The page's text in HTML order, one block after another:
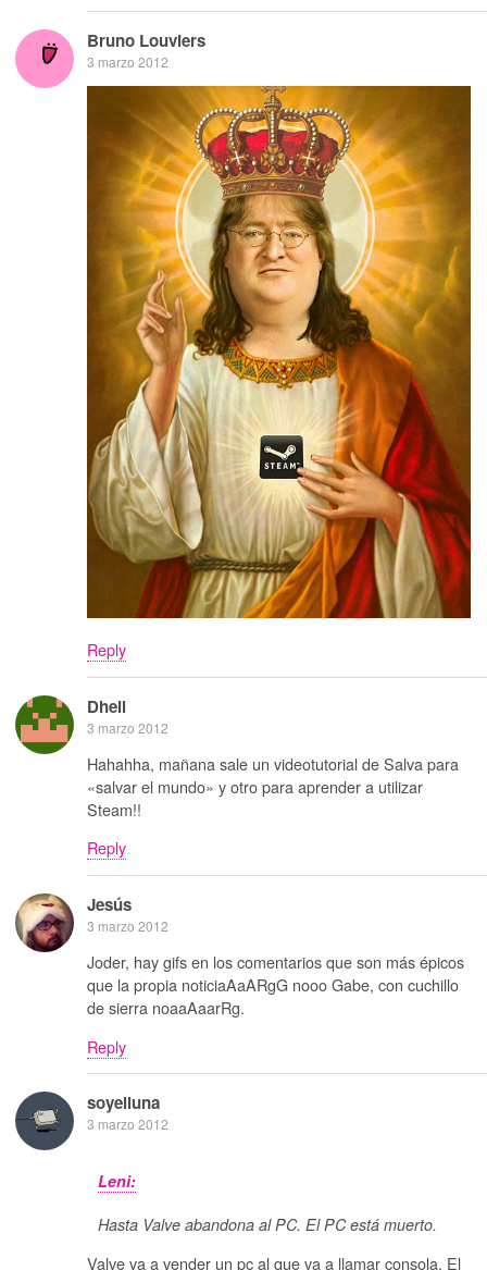
Bruno Louviers
3 marzo 2012
Reply
Dheil
3 marzo 2012
Hahahha, mañana sale un videotutorial de Salva para
«salvar el mundo» y otro para aprender a utilizar
Steam!!
Reply
Jesús
3 marzo 2012
Joder, hay gifs en los comentarios que son más épicos
que la propia noticiaAaARgG nooo Gabe, con cuchillo
de sierra noaaAaarRg.
Reply
soyelluna
3 marzo 2012
Leni:
Hasta Valve abandona al PC. El PC está muerto.
Valve va a vender un pc al que va a llamar consola. El